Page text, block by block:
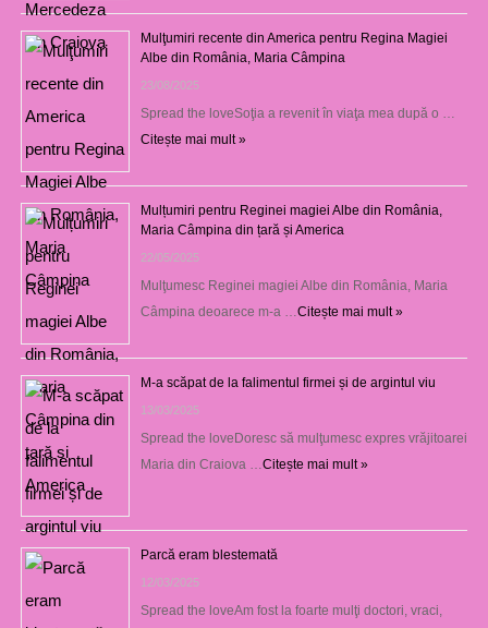
Mulţumiri recente din America pentru Regina Magiei
Albe din România, Maria Câmpina
23/08/2025
Spread the loveSoţia a revenit în viaţa mea după o …
Citește mai mult »
Mulțumiri pentru Reginei magiei Albe din România,
Maria Câmpina din țară și America
22/05/2025
Mulţumesc Reginei magiei Albe din România, Maria
Câmpina deoarece m-a …Citește mai mult »
M-a scăpat de la falimentul firmei și de argintul viu
13/03/2025
Spread the loveDoresc să mulţumesc expres vrăjitoarei
Maria din Craiova …Citește mai mult »
Parcă eram blestemată
12/03/2025
Spread the loveAm fost la foarte mulţi doctori, vraci,